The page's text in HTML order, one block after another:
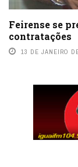
Feirense se
contratações
13 DE JANEIRO